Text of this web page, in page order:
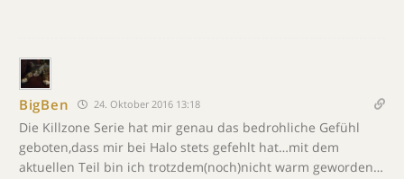
BigBen 24. Oktober 2016 13:18
Die Killzone Serie hat mir genau das bedrohliche Gefühl
geboten,dass mir bei Halo stets gefehlt hat…mit dem
aktuellen Teil bin ich trotzdem(noch)nicht warm geworden…